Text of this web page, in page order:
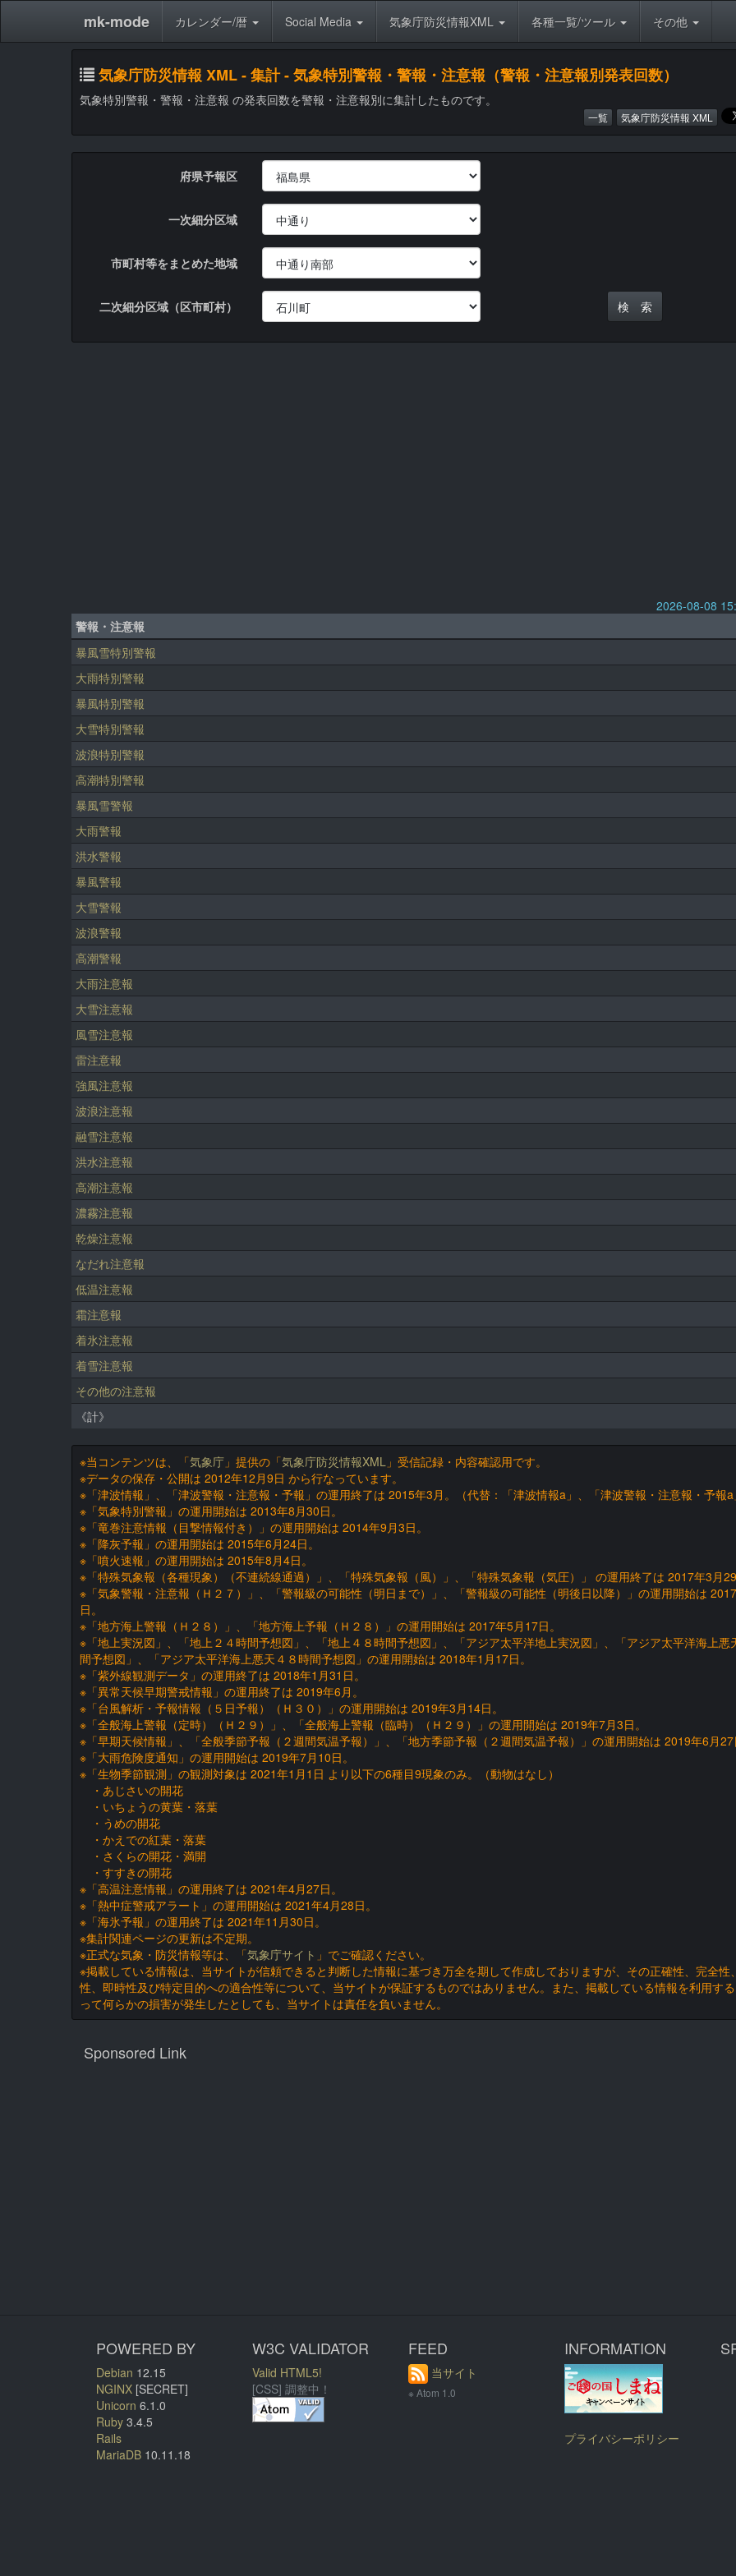
mk-mode カレンダー/暦 Social Media 気象庁防災情報XML 各種一覧/ツール その他
気象庁防災情報 XML - 集計 - 気象特別警報・警報・注意報（警報・注意報別発表回数）
気象特別警報・警報・注意報 の発表回数を警報・注意報別に集計したものです。
一覧 気象庁防災情報 XML
府県予報区
一次細分区域
市町村等をまとめた地域
二次細分区域（区市町村）
2026-08-08
警報・注意報
暴風雪特別警報
大雨特別警報
暴風特別警報
大雪特別警報
波浪特別警報
高潮特別警報
暴風雪警報
大雨警報
洪水警報
暴風警報
大雪警報
波浪警報
高潮警報
大雨注意報
大雪注意報
風雪注意報
雷注意報
強風注意報
波浪注意報
融雪注意報
洪水注意報
高潮注意報
濃霧注意報
乾燥注意報
なだれ注意報
低温注意報
霜注意報
着氷注意報
着雪注意報
その他の注意報
《計》
※当コンテンツは、「気象庁 」提供の「気象庁防災情報XML 」受信記録・内容確認用です。
※データの保存・公開は 2012年12月9日 から行なっています。
※「津波情報」、「津波警報・注意報・予報」の運用終了は 2015年3月。（代替：「津波情報a」、「津波警報・注意報・予報a
※「気象特別警報」の運用開始は 2013年8月30日。
※「竜巻注意情報（目撃情報付き）」の運用開始は 2014年9月3日。
※「降灰予報」の運用開始は 2015年6月24日。
※「噴火速報」の運用開始は 2015年8月4日。
※「特殊気象報（各種現象）（不連続線通過）」、「特殊気象報（風）」、「特殊気象報（気圧）」 の運用終了は 2017年3月29
※「気象警報・注意報（Ｈ２７）」、「警報級の可能性（明日まで）」、「警報級の可能性（明後日以降）」の運用開始は
日。
※「地方海上警報（Ｈ２８）」、「地方海上予報（Ｈ２８）」の運用開始は 2017年5月17日。
※「地上実況図」、「地上２４時間予想図」、「地上４８時間予想図」、「アジア太平洋地上実況図」、「アジア太平洋海上悪
間予想図」、「アジア太平洋海上悪天４８時間予想図」の運用開始は 2018年1月17日。
※「紫外線観測データ」の運用終了は 2018年1月31日。
※「異常天候早期警戒情報」の運用終了は 2019年6月。
※「台風解析・予報情報（５日予報）（Ｈ３０）」の運用開始は 2019年3月14日。
※「全般海上警報（定時）（Ｈ２９）」、「全般海上警報（臨時）（Ｈ２９）」の運用開始は 2019年7月3日。
※「早期天候情報」、「全般季節予報（２週間気温予報）」、「地方季節予報（２週間気温予報）」の運用開始は 2019年6月27
※「大雨危険度通知」の運用開始は 2019年7月10日。
※「生物季節観測」の観測対象は 2021年1月1日 より以下の6種目9現象のみ。（動物はなし）
・あじさいの開花
・いちょうの黄葉・落葉
・うめの開花
・かえでの紅葉・落葉
・さくらの開花・満開
・すすきの開花
※「高温注意情報」の運用終了は 2021年4月27日。
※「熱中症警戒アラート」の運用開始は 2021年4月28日。
※「海氷予報」の運用終了は 2021年11月30日。
※集計関連ページの更新は不定期。
※正式な気象・防災情報等は、「気象庁サイト 」でご確認ください。
※掲載している情報は、当サイトが信頼できると判断した情報に基づき万全を期して作成しておりますが、その正確性、完全性
性、即時性及び特定目的への適合性等について、当サイトが保証するものではありません。また、掲載している情報を利用す
って何らかの損害が発生したとしても、当サイトは責任を負いません。
Sponsored Link
POWERED BY
Debian 12.15
NGINX [SECRET]
Unicorn 6.1.0
Ruby 3.4.5
Rails
MariaDB 10.11.18
W3C VALIDATOR
Valid HTML5!
[CSS] 調整中！
FEED
当サイト
※ Atom 1.0
INFORMATION
プライバシーポリシー